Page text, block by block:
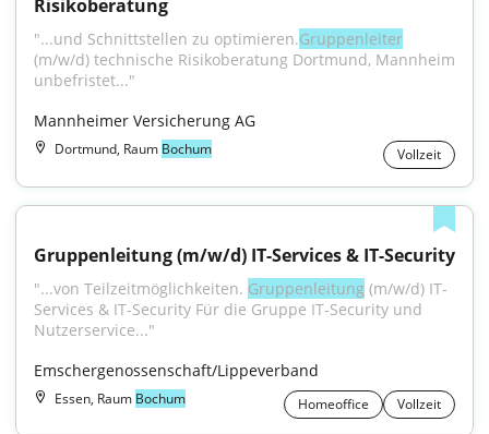
Risikoberatung
"...und Schnittstellen zu optimieren.Gruppenleiter
(m/w/d) technische Risikoberatung Dortmund, Mannheim
unbefristet..."
Mannheimer Versicherung AG
Dortmund, Raum Bochum Vollzeit
Gruppenleitung (m/w/d) IT-Services & IT-Security
"...von Teilzeitmöglichkeiten. Gruppenleitung (m/w/d) IT-
Services & IT-Security Für die Gruppe IT-Security und
Nutzerservice..."
Emschergenossenschaft/Lippeverband
Essen, Raum Bochum Homeoffice Vollzeit